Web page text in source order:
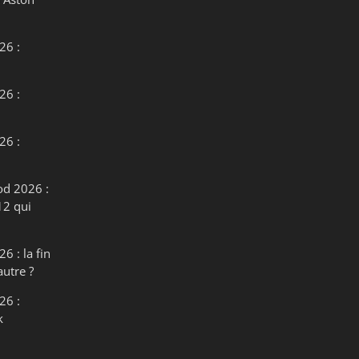
:
:
:
2026 :
qui
: la fin
?
: